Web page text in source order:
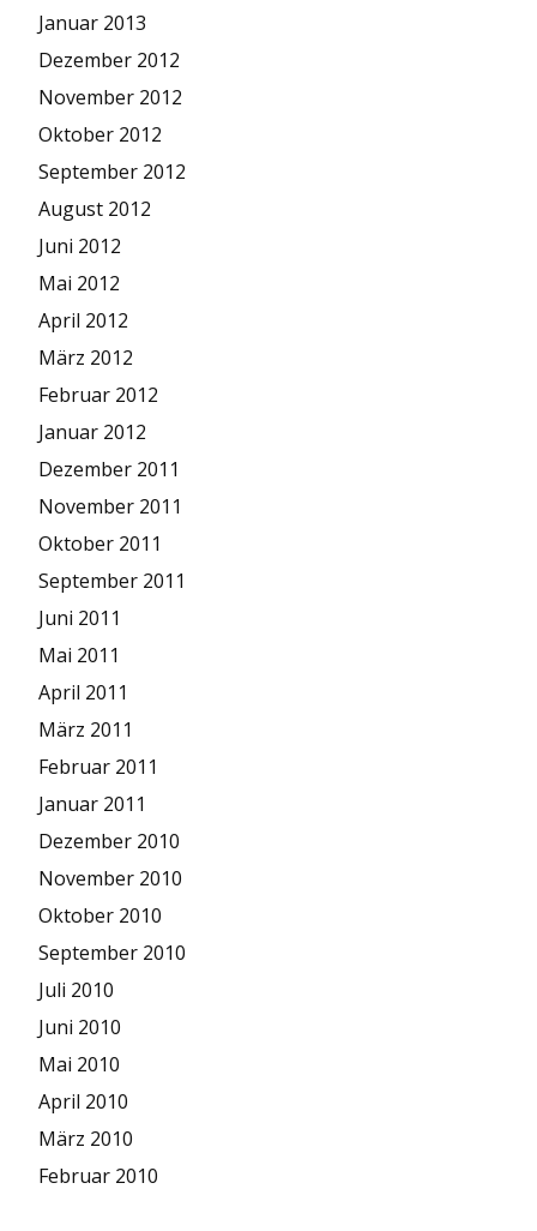
Januar 2013
Dezember 2012
November 2012
Oktober 2012
September 2012
August 2012
Juni 2012
Mai 2012
April 2012
März 2012
Februar 2012
Januar 2012
Dezember 2011
November 2011
Oktober 2011
September 2011
Juni 2011
Mai 2011
April 2011
März 2011
Februar 2011
Januar 2011
Dezember 2010
November 2010
Oktober 2010
September 2010
Juli 2010
Juni 2010
Mai 2010
April 2010
März 2010
Februar 2010